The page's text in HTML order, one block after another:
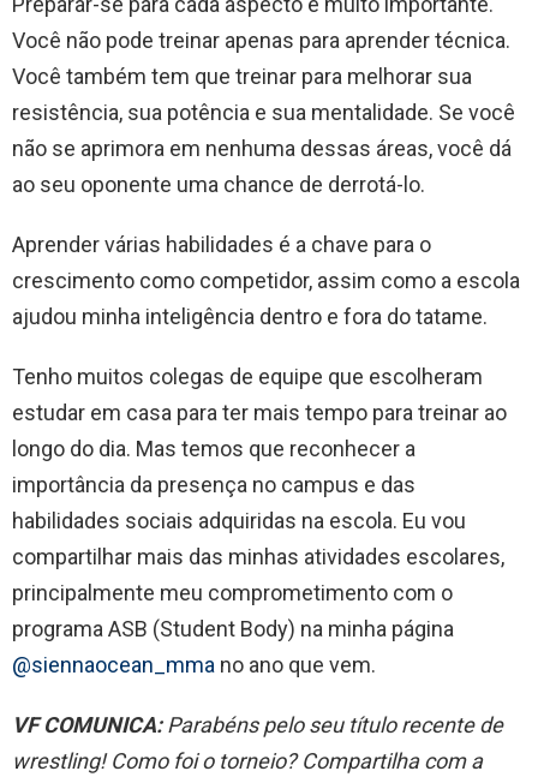
Você não pode treinar apenas para aprender técnica.
Você também tem que treinar para melhorar sua
resistência, sua potência e sua mentalidade. Se você
não se aprimora em nenhuma dessas áreas, você dá
ao seu oponente uma chance de derrotá-lo.
Aprender várias habilidades é a chave para o
crescimento como competidor, assim como a escola
ajudou minha inteligência dentro e fora do tatame.
Tenho muitos colegas de equipe que escolheram
estudar em casa para ter mais tempo para treinar ao
longo do dia. Mas temos que reconhecer a
importância da presença no campus e das
habilidades sociais adquiridas na escola. Eu vou
compartilhar mais das minhas atividades escolares,
principalmente meu comprometimento com o
programa ASB (Student Body) na minha página
@siennaocean_mma no ano que vem.
VF COMUNICA:Parabéns pelo seu título recente de
wrestling! Como foi o torneio? Compartilha com a